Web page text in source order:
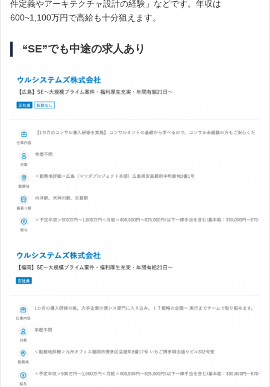
件定義やアーキテクチャ設計の経験」などです。年収は
600~1,100万円で高給も十分狙えます。
“SE”でも中途の求人あり